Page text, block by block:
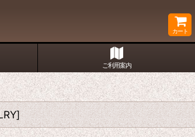
カート
ご利用案内
]